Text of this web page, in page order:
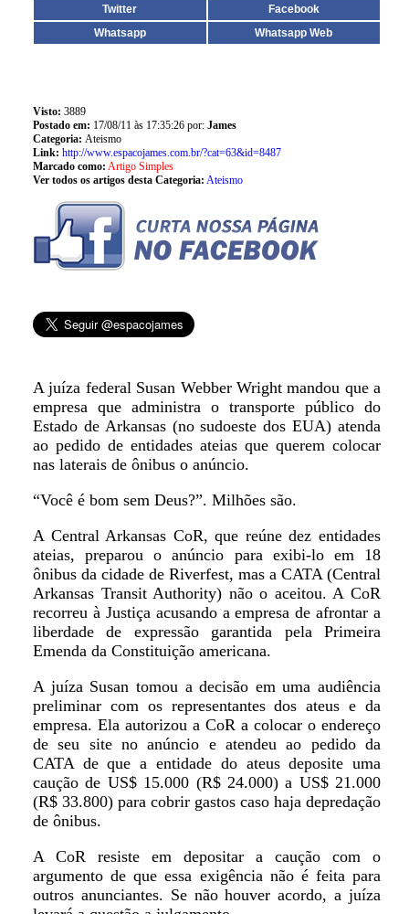
Twitter
Facebook
Whatsapp
Whatsapp Web
Visto: 3889
Postado em: 17/08/11 às 17:35:26 por: James
Categoria: Ateismo
Link: http://www.espacojames.com.br/?cat=63&id=8487
Marcado como: Artigo Simples
Ver todos os artigos desta Categoria: Ateismo
A juíza federal Susan Webber Wright mandou que a
empresa que administra o transporte público do
Estado de Arkansas (no sudoeste dos EUA) atenda
ao pedido de entidades ateias que querem colocar
nas laterais de ônibus o anúncio.
“Você é bom sem Deus?”. Milhões são.
A Central Arkansas CoR, que reúne dez entidades
ateias, preparou o anúncio para exibi-lo em 18
ônibus da cidade de Riverfest, mas a CATA (Central
Arkansas Transit Authority) não o aceitou. A CoR
recorreu à Justiça acusando a empresa de afrontar a
liberdade de expressão garantida pela Primeira
Emenda da Constituição americana.
A juíza Susan tomou a decisão em uma audiência
preliminar com os representantes dos ateus e da
empresa. Ela autorizou a CoR a colocar o endereço
de seu site no anúncio e atendeu ao pedido da
CATA de que a entidade do ateus deposite uma
caução de US$ 15.000 (R$ 24.000) a US$ 21.000
(R$ 33.800) para cobrir gastos caso haja depredação
de ônibus.
A CoR resiste em depositar a caução com o
argumento de que essa exigência não é feita para
outros anunciantes. Se não houver acordo, a juíza